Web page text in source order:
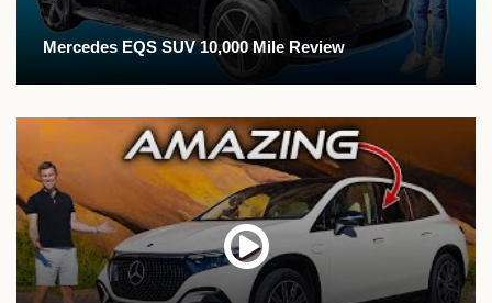
Mercedes EQS SUV 10,000 Mile Review